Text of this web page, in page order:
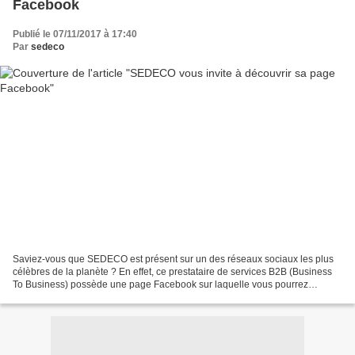
Facebook
Publié le 07/11/2017 à 17:40
Par sedeco
Saviez-vous que SEDECO est présent sur un des réseaux sociaux les plus
célèbres de la planète ? En effet, ce prestataire de services B2B (Business
To Business) possède une page Facebook sur laquelle vous pourrez